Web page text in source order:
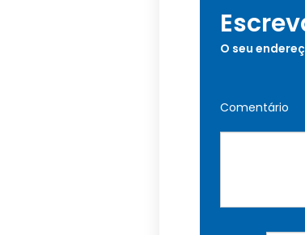
O seu
Comentário